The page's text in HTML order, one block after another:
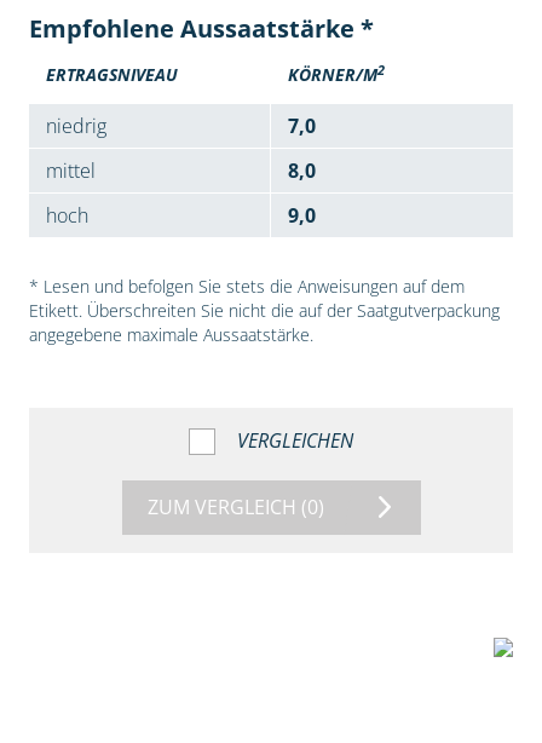
Empfohlene Aussaatstärke *
ERTRAGSNIVEAU KÖRNER/M2
niedrig
7,0
mittel
8,0
hoch
9,0
* Lesen und befolgen Sie stets die Anweisungen auf dem
Etikett. Überschreiten Sie nicht die auf der Saatgutverpackung
angegebene maximale Aussaatstärke.
VERGLEICHEN
ZUM VERGLEICH (0)